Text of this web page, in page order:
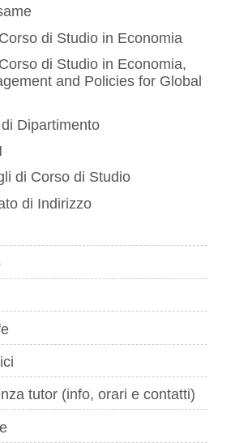
di Studio in Economia
di Studio in Economia,
and Policies for Global
Dipartimento
di Corso di Studio
di Indirizzo
tutor (info, orari e contatti)